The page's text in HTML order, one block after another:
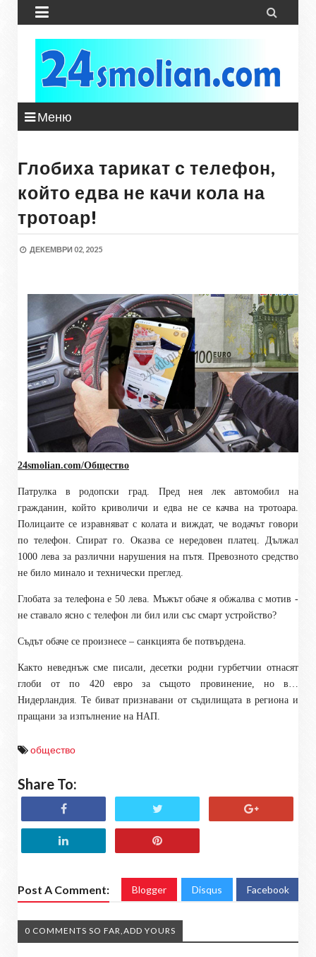
 
Меню
Глобиха тарикат с телефон,
който едва не качи кола на
тротоар!
ДЕКЕМВРИ 02, 2025
24smolian.com/Общество
Патрулка в родопски град. Пред нея лек автомобил на
гражданин, който криволичи и едва не се качва на тротоара.
Полицаите се изравняват с колата и виждат, че водачът говори
по телефон. Спират го. Оказва се нередовен платец. Дължал
1000 лева за различни нарушения на пътя. Превозното средство
не било минало и технически преглед.
Глобата за телефона е 50 лева. Мъжът обаче я обжалва с мотив -
не ставало ясно с телефон ли бил или със смарт устройство?
Съдът обаче се произнесе – санкцията бе потвърдена.
Както неведнъж сме писали, десетки родни гурбетчии отнасят
глоби от по 420 евро за същото провинение, но в…
Нидерландия. Те биват признавани от съдилищата в региона и
пращани за изпълнение на НАП.
общество
Share To:
Post A Comment: Blogger Disqus Facebook
0 COMMENTS SO FAR,ADD YOURS